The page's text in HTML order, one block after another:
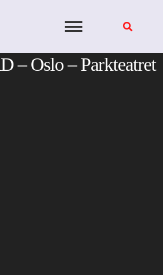
– Oslo – Parkteatret